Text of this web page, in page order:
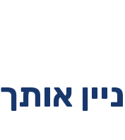
אותך